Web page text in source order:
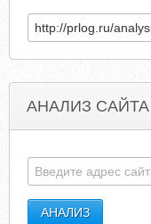
АНАЛИЗ САЙТА